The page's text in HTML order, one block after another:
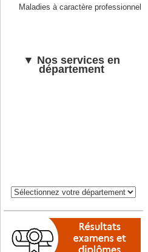
Maladies à caractère professionnel
▼ Nos services en
département